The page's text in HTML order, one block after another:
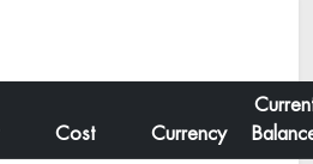
Cost Currency